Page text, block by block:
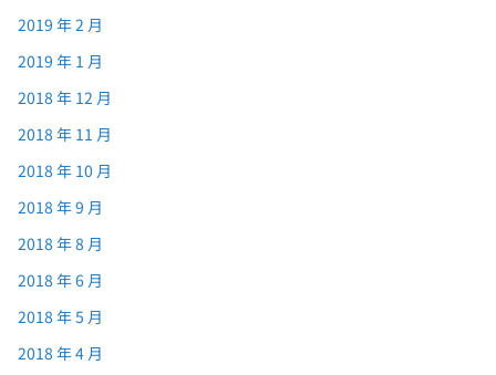
2019 年 2 月
2019 年 1 月
2018 年 12 月
2018 年 11 月
2018 年 10 月
2018 年 9 月
2018 年 8 月
2018 年 6 月
2018 年 5 月
2018 年 4 月